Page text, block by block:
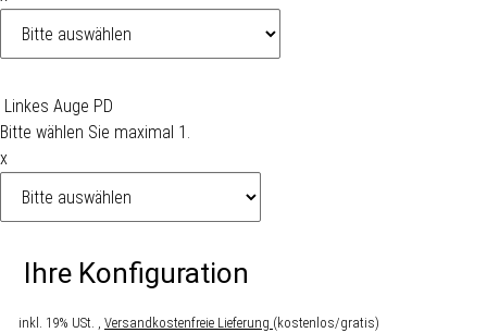
Linkes Auge PD
Bitte wählen Sie maximal 1.
x
Ihre Konfiguration
inkl. 19% USt. , Versandkostenfreie Lieferung (kostenlos/gratis)